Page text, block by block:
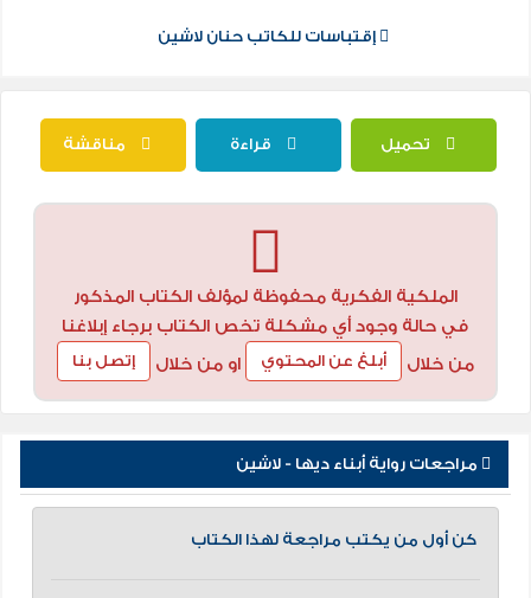
إقتباسات للكاتب حنان لاشين
تحميل قراءة مناقشة
الملكية الفكرية محفوظة لمؤلف الكتاب المذكور
في حالة وجود أي مشكلة تخص الكتاب برجاء إبلاغنا
من خلال
أبلغ عن المحتوي او من خلال إتصل بنا
مراجعات رواية أبناء ديها - لاشين
كن أول من يكتب مراجعة لهذا الكتاب